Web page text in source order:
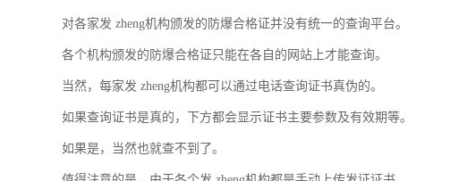
对各家发 zheng机构颁发的防爆合格证并没有统一的查询平台。
各个机构颁发的防爆合格证只能在各自的网站上才能查询。
当然，每家发 zheng机构都可以通过电话查询证书真伪的。
如果查询证书是真的，下方都会显示证书主要参数及有效期等。
如果是，当然也就查不到了。